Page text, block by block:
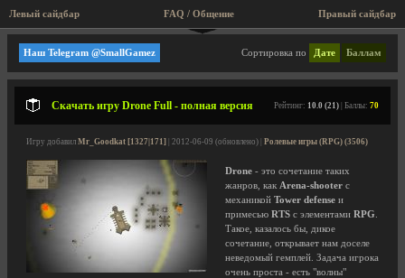
Левый сайдбар Правый сайдбар
FAQ / Общение
Ролевые игры (RPG)
Сортировка по Дате Баллам
Наш Telegram @SmallGamez
Скачать игру Drone Full - полная версия Рейтинг: 10.0 (21) | Баллы: 70
Игру добавил Mr_Goodkat [1327|171] | 2012-06-09 (обновлено) | Ролевые игры (RPG) (3506)
Drone - это сочетание таких
жанров, как Arena-shooter с
механикой Tower defense и
примесью RTS с элементами RPG
Такое, казалось бы, дикое
сочетание, открывает нам доселе
неведомый гемплей. Задача игрока
очень проста - есть "волны"